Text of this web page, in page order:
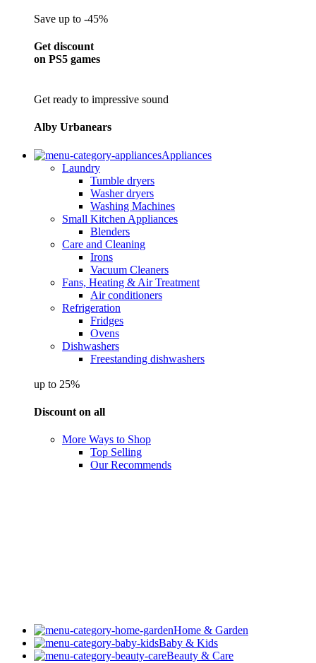
Save up to -45%
Get discount
on PS5 games
Get ready to impressive sound
Alby Urbanears
Appliances
Laundry
Tumble dryers
Washer dryers
Washing Machines
Small Kitchen Appliances
Blenders
Care and Cleaning
Irons
Vacuum Cleaners
Fans, Heating & Air Treatment
Air conditioners
Refrigeration
Fridges
Ovens
Dishwashers
Freestanding dishwashers
up to 25%
Discount on all
More Ways to Shop
Top Selling
Our Recommends
Home & Garden
Baby & Kids
Beauty & Care